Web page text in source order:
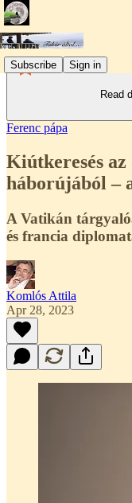
Subscribe Sign in
Read
Ferenc pápa
Kiútkeresés
háborújából –
A Vatikán
és francia
Komlós Attila
Apr 28, 2023